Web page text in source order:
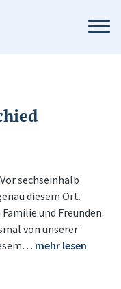
sechseinhalb
diesem Ort.
und Freunden.
von unserer
mehr lesen